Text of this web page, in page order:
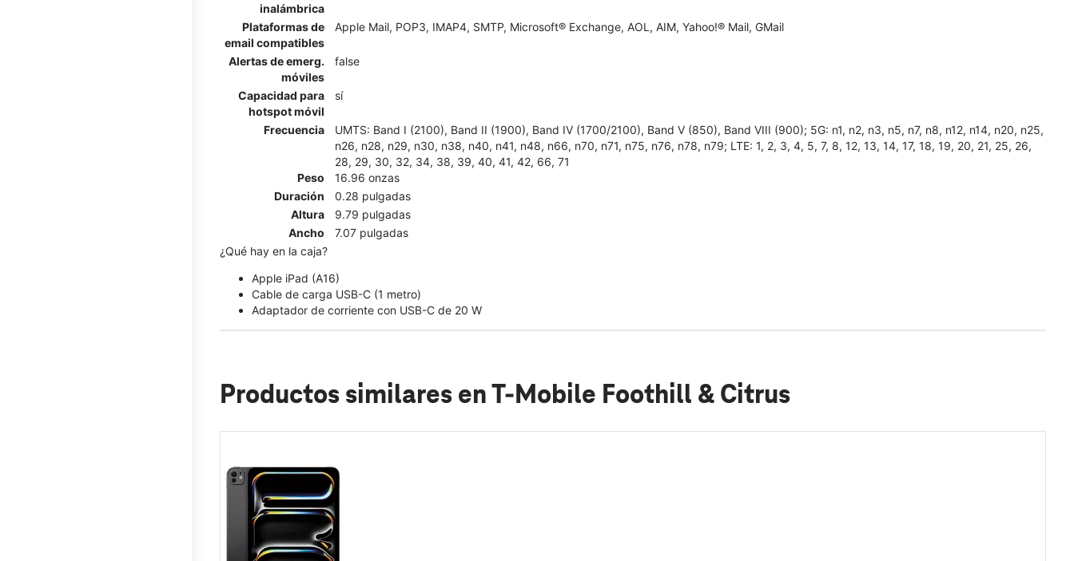
inalámbrica
Plataformas de
email compatibles
Apple Mail, POP3, IMAP4, SMTP, Microsoft® Exchange, AOL, AIM, Yahoo!® Mail, GMail
Alertas de emerg.
móviles
false
Capacidad para
hotspot móvil
sí
Frecuencia
UMTS: Band I (2100), Band II (1900), Band IV (1700/2100), Band V (850), Band VIII (900); 5G: n1, n2, n3, n5, n7, n8, n12, n14, n20, n25,
n26, n28, n29, n30, n38, n40, n41, n48, n66, n70, n71, n75, n76, n78, n79; LTE: 1, 2, 3, 4, 5, 7, 8, 12, 13, 14, 17, 18, 19, 20, 21, 25, 26,
28, 29, 30, 32, 34, 38, 39, 40, 41, 42, 66, 71
Peso
16.96 onzas
Duración
0.28 pulgadas
Altura
9.79 pulgadas
Ancho
7.07 pulgadas
¿Qué hay en la caja?
Apple iPad (A16)
Cable de carga USB-C (1 metro)
Adaptador de corriente con USB-C de 20 W
Productos similares en T-Mobile Foothill & Citrus